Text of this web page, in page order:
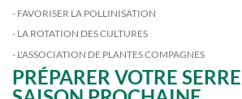
- FAVORISER LA POLLINISATION
- LA ROTATION DES CULTURES
- L'ASSOCIATION DE PLANTES COMPAGNES
PRÉPARER VOTRE